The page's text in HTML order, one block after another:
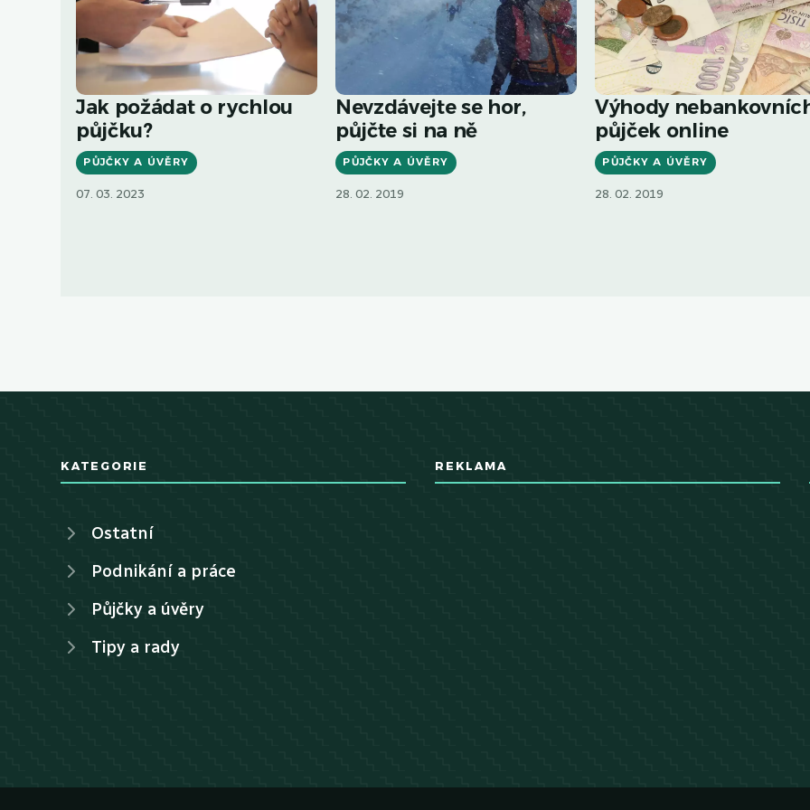
Jak požádat o rychlou
půjčku?
PŮJČKY A ÚVĚRY
07. 03. 2023
Nevzdávejte se hor,
půjčte si na ně
PŮJČKY A ÚVĚRY
28. 02. 2019
Výhody
půjček online
PŮJČKY A ÚVĚRY
28. 02. 2019
KATEGORIE
Ostatní
Podnikání a práce
Půjčky a úvěry
Tipy a rady
REKLAMA